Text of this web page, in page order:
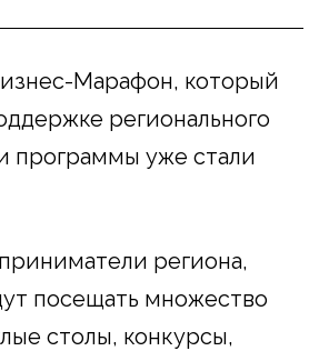
Марафон, который
регионального
программы уже стали
региона,
посещать множество
столы, конкурсы,